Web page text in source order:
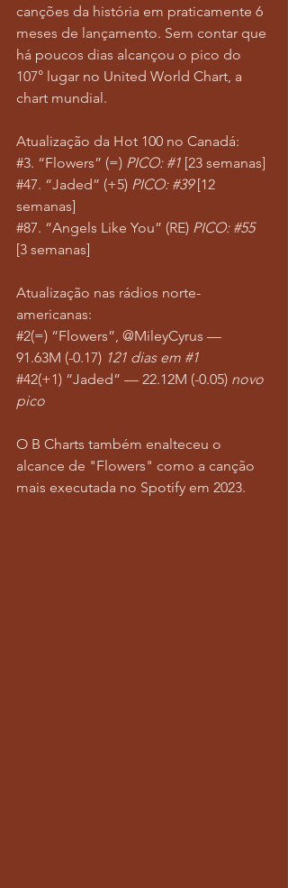
canções da história em praticamente 6
meses de lançamento. Sem contar que
há poucos dias alcançou o pico do
107° lugar no United World Chart, a
chart mundial.
Atualização da Hot 100 no Canadá:
#3. “Flowers” (=) PICO: #1 [23 semanas]
#47. “Jaded” (+5) PICO: #39 [12
semanas]
#87. “Angels Like You” (RE) PICO: #55
[3 semanas]
Atualização nas rádios norte-
americanas:
#2(=) “Flowers”, @MileyCyrus —
91.63M (-0.17) 121 dias em #1
#42(+1) “Jaded” — 22.12M (-0.05) novo
pico
O B Charts também enalteceu o
alcance de "Flowers" como a canção
mais executada no Spotify em 2023.